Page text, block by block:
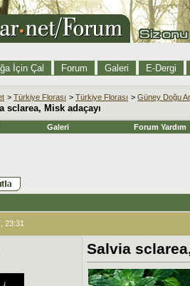
İçin Çal Forum Galeri E-Dergi
> Türkiye Florası > Türkiye Florası > Güney Doğu
sclarea, Misk adaçayı
Galeri Forum Yardım
23:31
Salvia